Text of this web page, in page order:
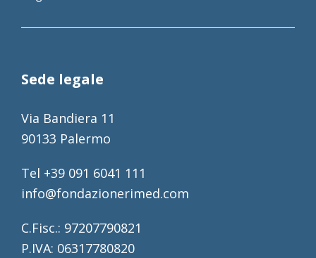
Sede legale
Via Bandiera 11
90133 Palermo
Tel +39 091 6041 111
info@fondazionerimed.com
C.Fisc.: 97207790821
P.IVA: 06317780820